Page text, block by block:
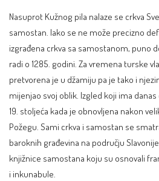
Nasuprot Kužnog pila nalaze se crkva
samostan. Iako se ne može precizno
izgrađena crkva sa samostanom, puno
radi o 1285. godini. Za vremena turske
pretvorena je u džamiju pa je tako i
mijenjao svoj oblik. Izgled koji ima
19. stoljeća kada je obnovljena nakon
Požegu. Sami crkva i samostan se
baroknih građevina na području Slavonije
knjižnice samostana koju su osnovali
i inkunabule.